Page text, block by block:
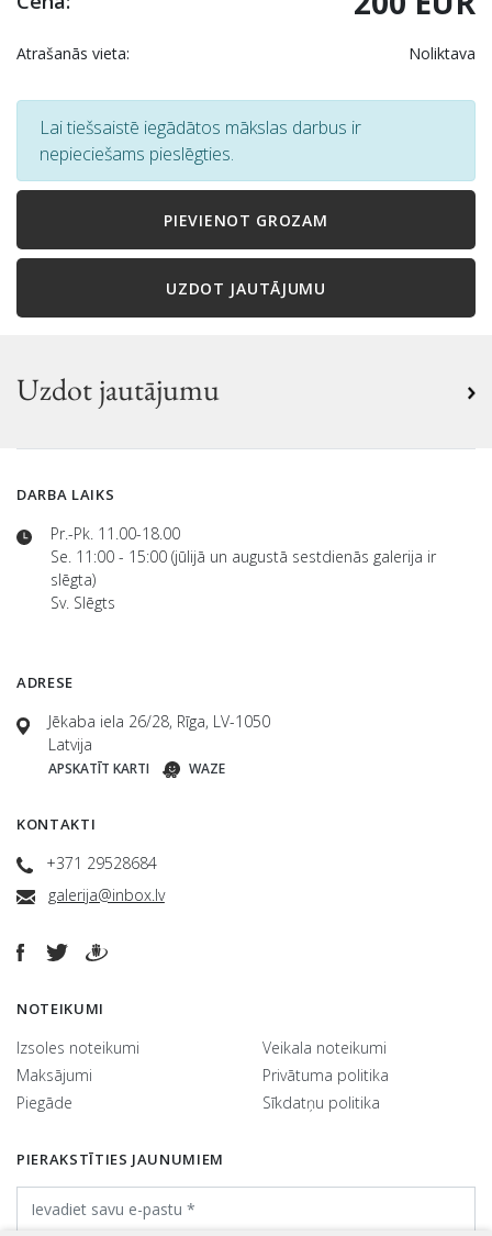
Atrašanās vieta: Noliktava
Lai tiešsaistē iegādātos mākslas darbus ir
nepieciešams pieslēgties.
PIEVIENOT GROZAM
UZDOT JAUTĀJUMU
Uzdot jautājumu
DARBA LAIKS
Pr.-Pk. 11.00-18.00
Se. 11:00 - 15:00 (jūlijā un augustā sestdienās galerija ir
slēgta)
Sv. Slēgts
ADRESE
Jēkaba iela 26/28, Rīga, LV-1050
Latvija
APSKATĪT KARTI WAZE
KONTAKTI
+371 29528684
galerija@inbox.lv
NOTEIKUMI
Izsoles noteikumi
Maksājumi
Piegāde
Veikala noteikumi
Privātuma politika
Sīkdatņu politika
PIERAKSTĪTIES JAUNUMIEM